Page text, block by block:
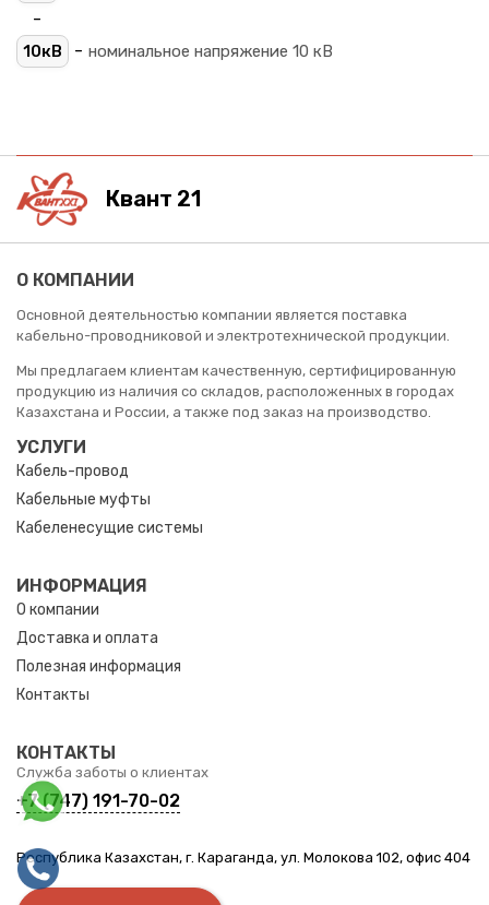
-
10кВ - номинальное напряжение 10 кВ
Квант 21
О КОМПАНИИ
Основной деятельностью компании является поставка
кабельно-проводниковой и электротехнической продукции.
Мы предлагаем клиентам качественную, сертифицированную
продукцию из наличия со складов, расположенных в городах
Казахстана и России, а также под заказ на производство.
УСЛУГИ
Кабель-провод
Кабельные муфты
Кабеленесущие системы
ИНФОРМАЦИЯ
О компании
Доставка и оплата
Полезная информация
Контакты
КОНТАКТЫ
Служба заботы о клиентах
+7 (747) 191-70-02
Республика Казахстан, г. Караганда, ул. Молокова 102, офис 404